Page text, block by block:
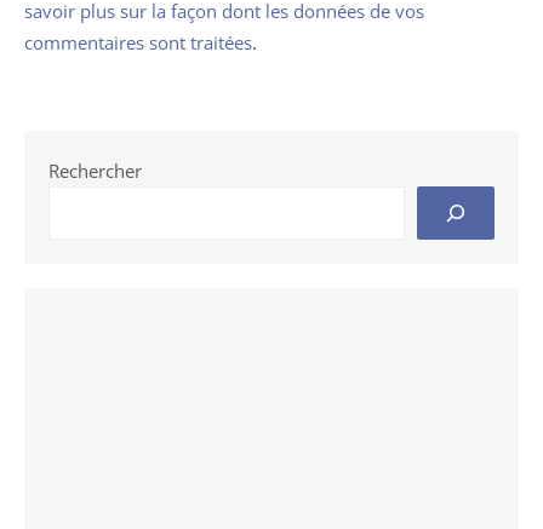
savoir plus sur la façon dont les données de vos
commentaires sont traitées.
Rechercher